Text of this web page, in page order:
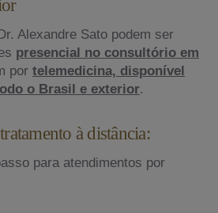
Alexandre Sato podem ser
presencial no consultório em
por telemedicina, disponível
o Brasil e exterior.
à distância:
para atendimentos por